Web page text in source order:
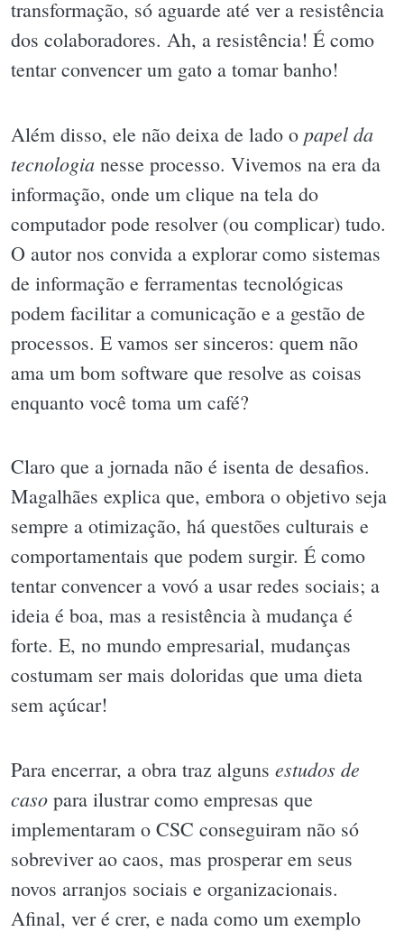
transformação, só aguarde até ver a resistência
dos colaboradores. Ah, a resistência! É como
tentar convencer um gato a tomar banho!
Além disso, ele não deixa de lado o papel da
tecnologia nesse processo. Vivemos na era da
informação, onde um clique na tela do
computador pode resolver (ou complicar) tudo.
O autor nos convida a explorar como sistemas
de informação e ferramentas tecnológicas
podem facilitar a comunicação e a gestão de
processos. E vamos ser sinceros: quem não
ama um bom software que resolve as coisas
enquanto você toma um café?
Claro que a jornada não é isenta de desafios.
Magalhães explica que, embora o objetivo seja
sempre a otimização, há questões culturais e
comportamentais que podem surgir. É como
tentar convencer a vovó a usar redes sociais; a
ideia é boa, mas a resistência à mudança é
forte. E, no mundo empresarial, mudanças
costumam ser mais doloridas que uma dieta
sem açúcar!
Para encerrar, a obra traz alguns estudos de
caso para ilustrar como empresas que
implementaram o CSC conseguiram não só
sobreviver ao caos, mas prosperar em seus
novos arranjos sociais e organizacionais.
Afinal, ver é crer, e nada como um exemplo